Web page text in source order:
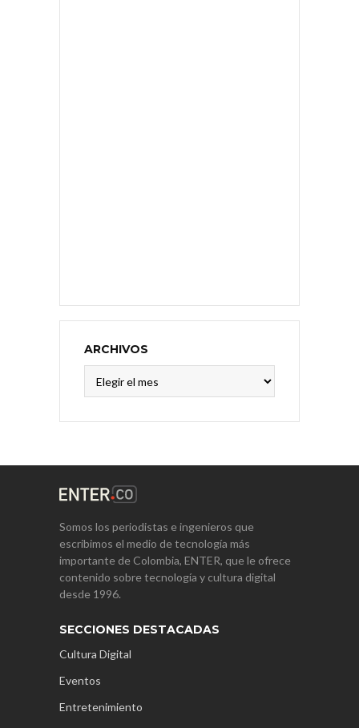
ARCHIVOS
Somos los periodistas e ingenieros que
escribimos el medio de tecnología más
importante de Colombia, ENTER, que le ofrece
contenido sobre tecnología y cultura digital
desde 1996.
SECCIONES DESTACADAS
Cultura Digital
Eventos
Entretenimiento